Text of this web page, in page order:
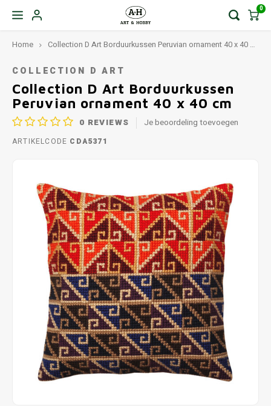
0
Home Collection D Art Borduurkussen Peruvian ornament 40 x 40 cm
COLLECTION D ART
Collection D Art Borduurkussen
Peruvian ornament 40 x 40 cm
0 REVIEWS Je beoordeling toevoegen
ARTIKELCODE CDA5371